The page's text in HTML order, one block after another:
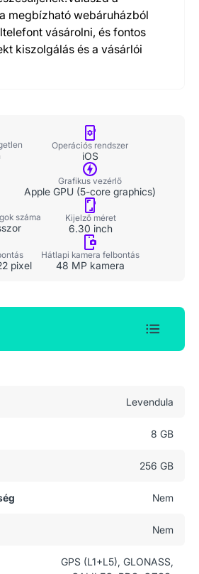
megbízható webáruházból
vásárolni, és fontos
kiszolgálás és a vásárlói
Operációs rendszer
iOS
Grafikus vezérlő
Apple GPU (5-core graphics)
száma Kijelző méret
6.30 inch
pixel
Hátlapi kamera felbontás
48 MP kamera
Levendula
8 GB
256 GB
Nem
Nem
GPS (L1+L5), GLONASS,